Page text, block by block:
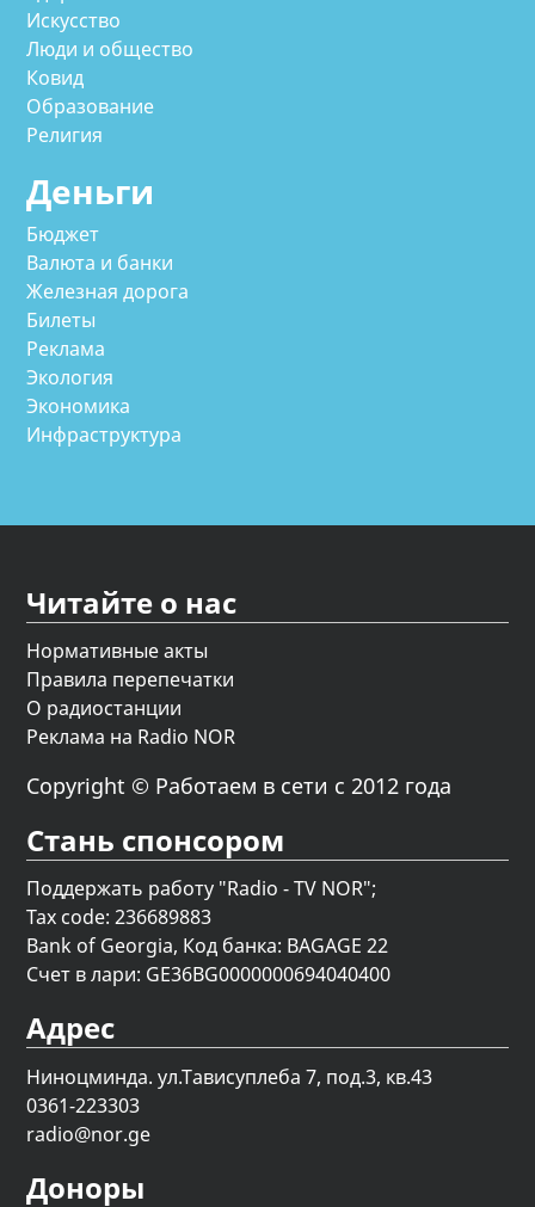
Искусство
Люди и общество
Ковид
Образование
Религия
Деньги
Бюджет
Валюта и банки
Железная дорога
Билеты
Реклама
Экология
Экономика
Инфраструктура
Читайте о нас
Нормативные акты
Правила перепечатки
О радиостанции
Реклама на Radio NOR
Copyright © Работаем в сети с 2012 года
Стань спонсором
Поддержать работу "Radio - TV NOR";
Tax code: 236689883
Bank of Georgia, Код банка: BAGAGE 22
Счет в лари: GE36BG0000000694040400
Адрес
Ниноцминда. ул.Тависуплеба 7, под.3, кв.43
0361-223303
radio@nor.ge
Доноры